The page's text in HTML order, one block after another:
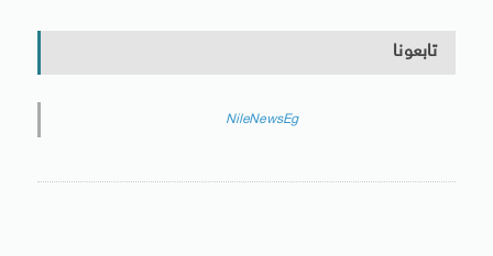
تابعونا
NileNewsEg